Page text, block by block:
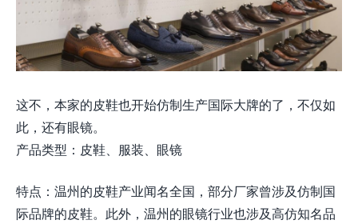
这不，本家的皮鞋也开始仿制生产国际大牌的了，不仅如
此，还有眼镜。
产品类型：皮鞋、服装、眼镜
特点：温州的皮鞋产业闻名全国，部分厂家曾涉及仿制国
际品牌的皮鞋。此外，温州的眼镜行业也涉及高仿知名品